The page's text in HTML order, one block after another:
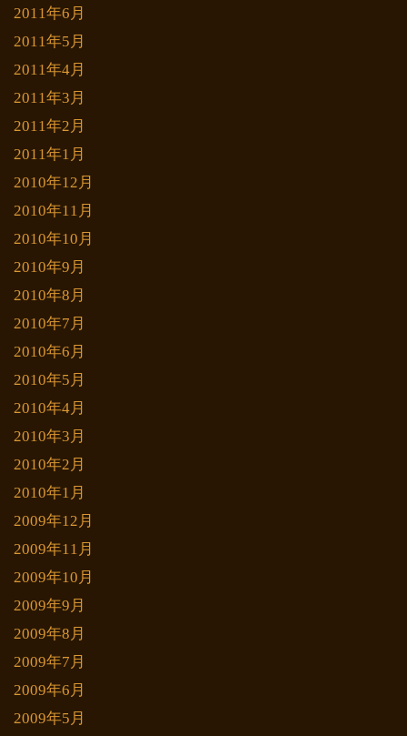
2011年6月
2011年5月
2011年4月
2011年3月
2011年2月
2011年1月
2010年12月
2010年11月
2010年10月
2010年9月
2010年8月
2010年7月
2010年6月
2010年5月
2010年4月
2010年3月
2010年2月
2010年1月
2009年12月
2009年11月
2009年10月
2009年9月
2009年8月
2009年7月
2009年6月
2009年5月